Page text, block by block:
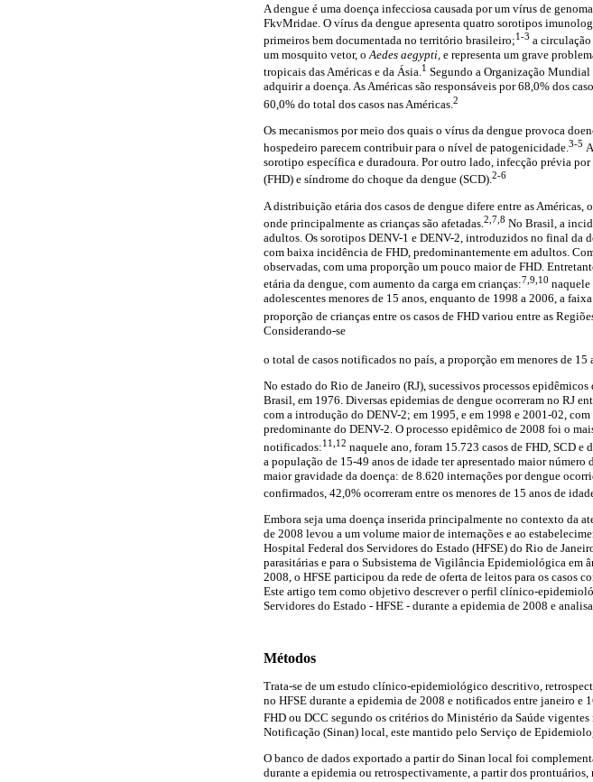
A dengue é uma doença infecciosa causada por um vírus de
FkvMridae. O vírus da dengue apresenta quatro sorotipos
primeiros bem documentada no território brasileiro;1-3 a circulação
um mosquito vetor, o Aedes aegypti, e representa um grave
tropicais das Américas e da Ásia.1 Segundo a Organização
adquirir a doença. As Américas são responsáveis por 68,0% dos
60,0% do total dos casos nas Américas. 2
Os mecanismos por meio dos quais o vírus da dengue provoca
hospedeiro parecem contribuir para o nível de patogenicidade.3-5
sorotipo específica e duradoura. Por outro lado, infecção prévia
(FHD) e síndrome do choque da dengue (SCD).2-6
A distribuição etária dos casos de dengue difere entre as
onde principalmente as crianças são afetadas. 2,7,8 No Brasil, a
adultos. Os sorotipos DENV-1 e DENV-2, introduzidos no final da
com baixa incidência de FHD, predominantemente em adultos.
observadas, com uma proporção um pouco maior de FHD.
etária da dengue, com aumento da carga em crianças:7,9,10 naquele
adolescentes menores de 15 anos, enquanto de 1998 a 2006, a
proporção de crianças entre os casos de FHD variou entre as
Considerando-se
o total de casos notificados no país, a proporção em menores de
No estado do Rio de Janeiro (RJ), sucessivos processos
Brasil, em 1976. Diversas epidemias de dengue ocorreram no RJ
com a introdução do DENV-2; em 1995, e em 1998 e 2001-02,
predominante do DENV-2. O processo epidêmico de 2008 foi o
notificados:11,12 naquele ano, foram 15.723 casos de FHD, SCD
a população de 15-49 anos de idade ter apresentado maior
maior gravidade da doença: de 8.620 internações por dengue
confirmados, 42,0% ocorreram entre os menores de 15 anos de
Embora seja uma doença inserida principalmente no contexto da
de 2008 levou a um volume maior de internações e ao
Hospital Federal dos Servidores do Estado (HFSE) do Rio de
parasitárias e para o Subsistema de Vigilância Epidemiológica em
2008, o HFSE participou da rede de oferta de leitos para os casos
Este artigo tem como objetivo descrever o perfil clínico-
Servidores do Estado - HFSE - durante a epidemia de 2008 e
Métodos
Trata-se de um estudo clínico-epidemiológico descritivo,
no HFSE durante a epidemia de 2008 e notificados entre janeiro
FHD ou DCC segundo os critérios do Ministério da Saúde vigentes
Notificação (Sinan) local, este mantido pelo Serviço de
O banco de dados exportado a partir do Sinan local foi
durante a epidemia ou retrospectivamente, a partir dos prontuários,